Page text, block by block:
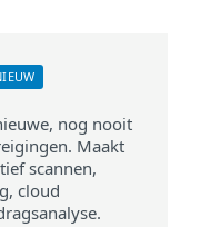
nog nooit
Maakt
scannen,
cloud